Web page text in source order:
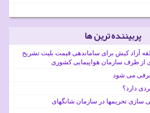
پربیننده ترین ها
آزاد کیش برای ساماندهی قیمت بلیت تشریح
از طرف سازمان هواپیمایی کشوری
دارد؟
سازی تحریمها در سازمان شانگهای